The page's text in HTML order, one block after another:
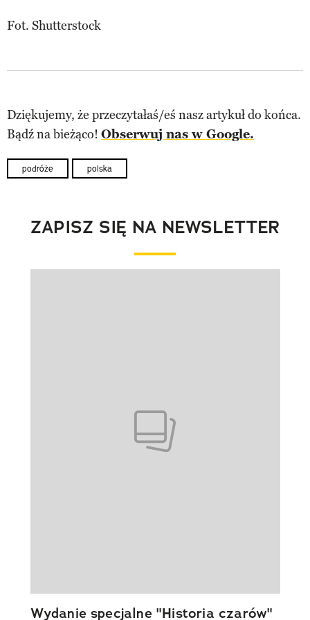
Fot. Shutterstock
Dziękujemy, że przeczytałaś/eś nasz artykuł do końca.
Bądź na bieżąco! Obserwuj nas w Google.
podróże polska
ZAPISZ SIĘ NA NEWSLETTER
Wydanie specjalne "Historia czarów"